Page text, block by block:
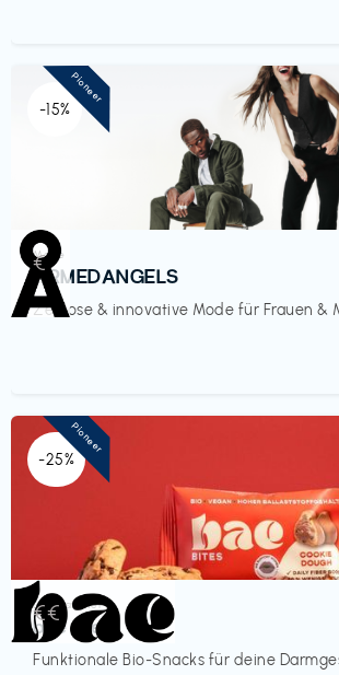
-15%
Mode
ARMEDANGELS
Zeitlose & innovative Mode für Frauen &
€‎
Pioneer
-25%
Lebensmittel
bae Treat
Funktionale Bio-Snacks für deine
€€‎
Pioneer